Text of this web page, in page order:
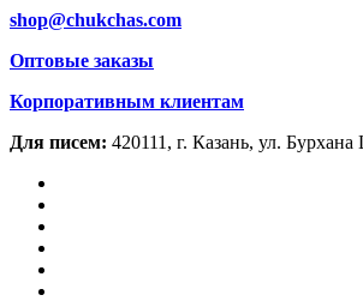
shop@chukchas.com
Оптовые заказы
Корпоративным клиентам
Для писем: 420111, г. Казань, ул.